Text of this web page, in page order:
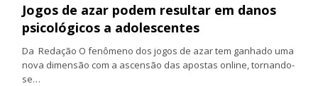
Jogos de azar podem resultar em danos
psicológicos a adolescentes
Da Redação O fenômeno dos jogos de azar tem ganhado uma
nova dimensão com a ascensão das apostas online, tornando-
se…